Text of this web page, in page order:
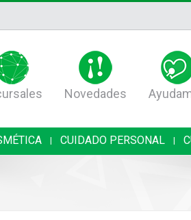
Novedades
CUIDADO PERSONAL